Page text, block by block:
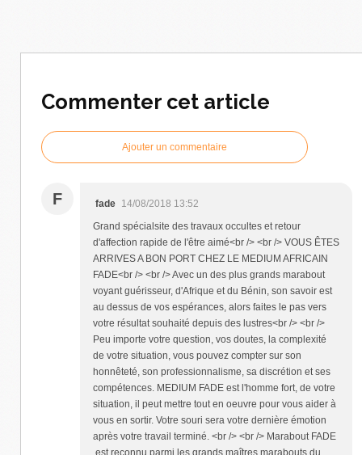
Commenter cet article
Ajouter un commentaire
F fade 14/08/2018 13:52
Grand spécialsite des travaux occultes et retour
d'affection rapide de l'être aimé<br /> <br /> VOUS ÊTES
ARRIVES A BON PORT CHEZ LE MEDIUM AFRICAIN
FADE<br /> <br /> Avec un des plus grands marabout
voyant guérisseur, d'Afrique et du Bénin, son savoir est
au dessus de vos espérances, alors faites le pas vers
votre résultat souhaité depuis des lustres<br /> <br />
Peu importe votre question, vos doutes, la complexité
de votre situation, vous pouvez compter sur son
honnêteté, son professionnalisme, sa discrétion et ses
compétences. MEDIUM FADE est l'homme fort, de votre
situation, il peut mettre tout en oeuvre pour vous aider à
vous en sortir. Votre souri sera votre dernière émotion
après votre travail terminé. <br /> <br /> Marabout FADE
,est reconnu parmi les grands maîtres marabouts du